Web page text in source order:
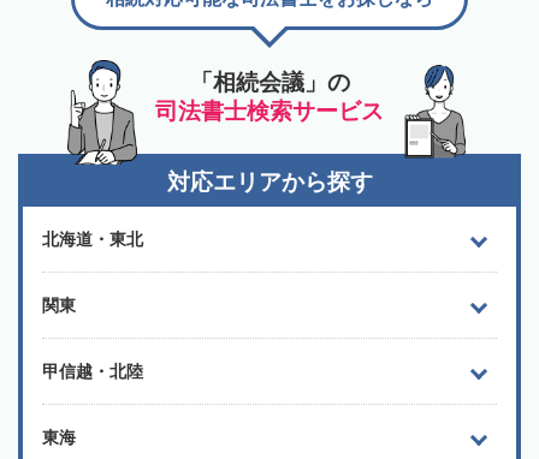
「相続会議」の
司法書士検索サービス
対応エリアから探す
北海道・東北
関東
甲信越・北陸
東海